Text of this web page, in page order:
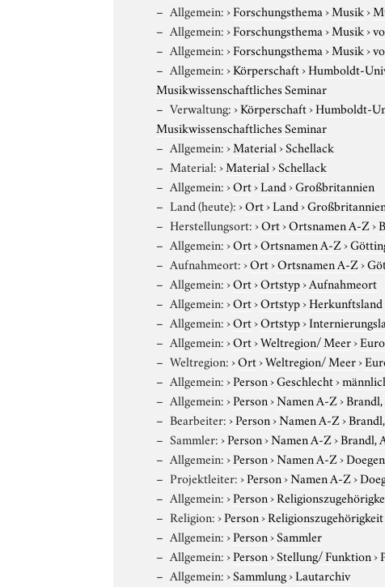
Allgemein:›Forschungsthema›Musik›
Allgemein:›Forschungsthema›Musik›
Allgemein:›Forschungsthema›Musik›
Allgemein:›Körperschaft›Humboldt-
Musikwissenschaftliches Seminar
Verwaltung:›Körperschaft›Humboldt-
Musikwissenschaftliches Seminar
Allgemein:›Material›Schellack
Material:›Material›Schellack
Allgemein:›Ort›Land›Großbritannien
Land (heute):›Ort›Land›Großbritannien
Herstellungsort:›Ort›Ortsnamen A-Z›
Allgemein:›Ort›Ortsnamen A-Z›
Aufnahmeort:›Ort›Ortsnamen A-Z›
Allgemein:›Ort›Ortstyp›Aufnahmeort
Allgemein:›Ort›Ortstyp›Herkunftsland
Allgemein:›Ort›Ortstyp›
Allgemein:›Ort›Weltregion/ Meer›
Weltregion:›Ort›Weltregion/ Meer›
Allgemein:›Person›Geschlecht›
Allgemein:›Person›Namen A-Z›
Bearbeiter:›Person›Namen A-Z›
Sammler:›Person›Namen A-Z›Brandl,
Allgemein:›Person›Namen A-Z›
Projektleiter:›Person›Namen A-Z›
Allgemein:›Person›
Religion:›Person›Religionszugehörigkeit
Allgemein:›Person›Sammler
Allgemein:›Person›Stellung/ Funktion›
Allgemein:›Sammlung›Lautarchiv